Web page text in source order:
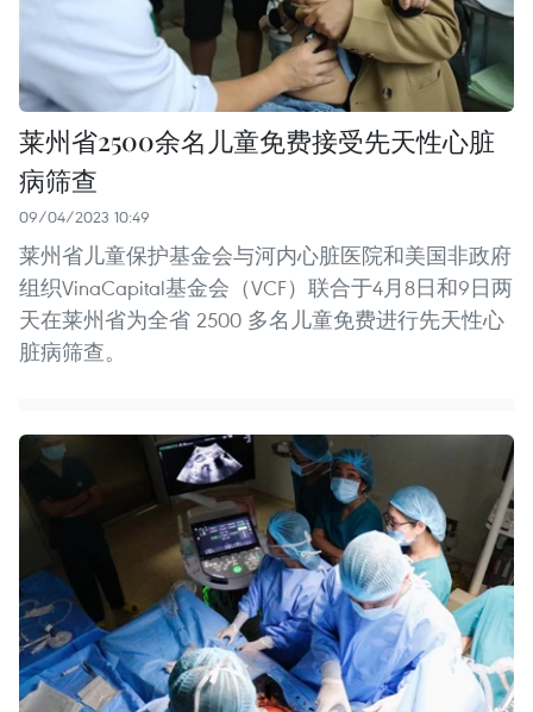
莱州省2500余名儿童免费接受先天性心脏
病筛查
09/04/2023 10:49
莱州省儿童保护基金会与河内心脏医院和美国非政府
组织VinaCapital基金会（VCF）联合于4月8日和9日两
天在莱州省为全省 2500 多名儿童免费进行先天性心
脏病筛查。